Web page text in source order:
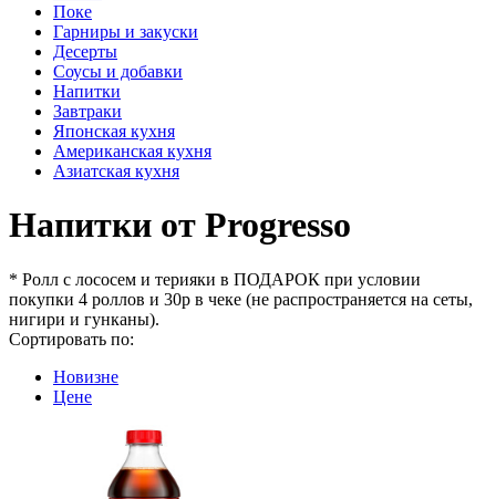
Поке
Гарниры и закуски
Десерты
Соусы и добавки
Напитки
Завтраки
Японская кухня
Американская кухня
Азиатская кухня
Напитки от Progresso
* Ролл с лососем и терияки в ПОДАРОК при условии
покупки 4 роллов и 30р в чеке (не распространяется на сеты,
нигири и гунканы).
Сортировать по:
Новизне
Цене